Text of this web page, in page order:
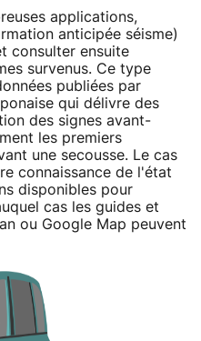
applications,
anticipée séisme)
consulter ensuite
survenus. Ce type
publiées par
qui délivre des
des signes avant-
les premiers
une secousse. Le cas
connaissance de l'état
disponibles pour
cas les guides et
ou Google Map peuvent